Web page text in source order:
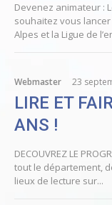
Devenez animateur :
souhaitez vous lancer
Alpes et la Ligue de
Webmaster 23
LIRE ET
ANS !
DECOUVREZ LE
tout le département,
lieux de lecture sur...